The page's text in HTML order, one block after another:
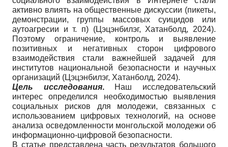
активно влиять на общественные дискуссии (пикеты,
демонстрации, группы массовых суицидов или
аутоагресии и т. п) (Цэцэнбилэг, Хатанболд, 2024).
Поэтому ограничение, контроль и выявление
позитивных и негативных сторон цифрового
взаимодействия стали важнейшей задачей для
институтов национальной безопасности и научных
организаций (Цэцэнбилэг, Хатанболд, 2024).
Цель
исследования.Наш исследовательский
интерес определился необходимостью выявления
социальных рисков для молодежи, связанных с
использованием цифровых технологий, на основе
анализа осведомленности монгольской молодежи об
информационно-цифровой безопасности.
В статье представлена часть результатов большого